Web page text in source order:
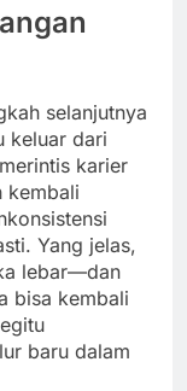
selanjutnya
keluar dari
karier
kembali
Yang jelas,
lebar—dan
bisa kembali
baru dalam